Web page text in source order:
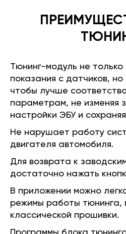
Тюнинг-модуль не только
показания с датчиков,
чтобы лучше
параметрам, не изменяя
настройки ЭБУ и
Не нарушает работу
двигателя автомобиля.
Для возврата к
достаточно нажать
В приложении можно
режимы работы тюнинга,
классической прошивки.